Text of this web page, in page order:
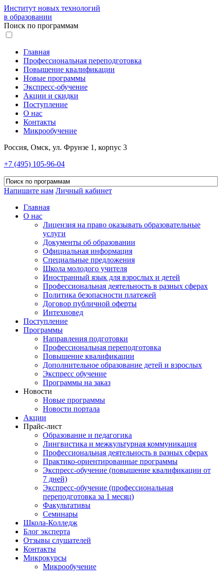
Институт новых технологий
в образовании
Поиск по программам
Главная
Профессиональная переподготовка
Повышение квалификации
Новые программы
Экспресс-обучение
Акции и скидки
Поступление
О нас
Контакты
Микрообучение
Россия, Омск, ул. Фрунзе 1, корпус 3
+7 (495) 105-96-04
Напишите нам Личный кабинет
Главная
О нас
Лицензия на право оказывать образовательные
услуги
Документы об образовании
Официальная информация
Специальные предложения
Школа молодого учителя
Иностранный язык для взрослых и детей
Профессиональная деятельность в разных сферах
Политика безопасности платежей
Договор публичной оферты
Интехновед
Поступление
Программы
Направления подготовки
Профессиональная переподготовка
Повышение квалификации
Дополнительное образование детей и взрослых
Экспресс обучение
Программы на заказ
Новости
Новые программы
Новости портала
Акции
Прайс-лист
Образование и педагогика
Лингвистика и межкультурная коммуникация
Профессиональная деятельность в разных сферах
Практико-ориентированные программы
Экспресс-обучение (повышение квалификации от
7 дней)
Экспресс-обучение (профессиональная
переподготовка за 1 месяц)
Факультативы
Семинары
Школа-Колледж
Блог эксперта
Отзывы слушателей
Контакты
Микрокурсы
Микрообучение